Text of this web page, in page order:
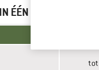
ÉÉN OOGOPSLAG
tot